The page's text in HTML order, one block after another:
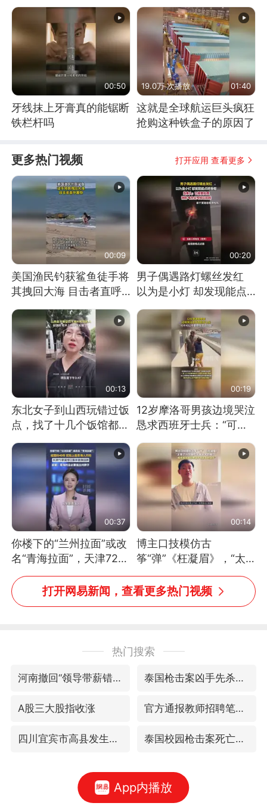
00:50
牙线抹上牙膏真的能锯断
铁栏杆吗
19.0万 次播放 01:40
这就是全球航运巨头疯狂
抢购这种铁盒子的原因了
更多热门视频 打开应用 查看更多
00:09
美国渔民钓获鲨鱼徒手将
其拽回大海 目击者直呼
震惊 （视频来源：参考
消息）
00:20
男子偶遇路灯螺丝发红
以为是小灯 却发现能点
燃香烟 当事人：已报警
处理
00:13
东北女子到山西玩错过饭
点，找了十几个饭馆都没
00:19
12岁摩洛哥男孩边境哭泣
恳求西班牙士兵：“可不
00:37
你楼下的“兰州拉面”或改
名“青海拉面”，天津72家
面馆已集体更换招牌
00:14
博主口技模仿古
筝“弹”《枉凝眉》，“太
像了～你是吃古筝长大的
吗？”“或将成为首位考级
不带古筝的选手。”（来
打开网易新闻，查看更多热门视频
热门搜索
河南撤回“领导带薪错峰休假”通知 泰国枪击案凶手先杀祖父母后行凶
A股三大股指收涨 官方通报教师招聘笔试前13名被淘汰
四川宜宾市高县发生4.9级地震 泰国校园枪击案死亡人数升至7人
App内播放